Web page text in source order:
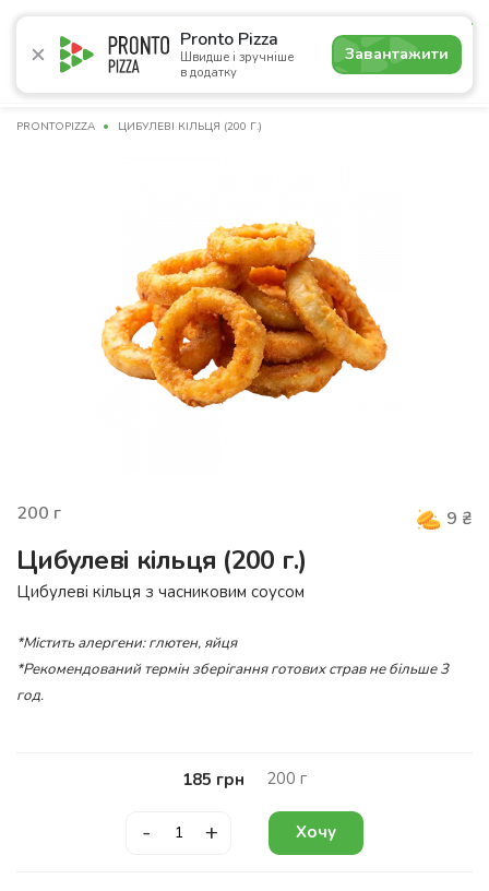
Pronto Pizza
Швидше і зручніше
в додатку
Завантажити
4.9
Акції Піца Суші Сети Бургери Комбо
PRONTOPIZZA ЦИБУЛЕВІ КІЛЬЦЯ (200 Г.)
200 г 9 ₴
Цибулеві кільця (200 г.)
Цибулеві кільця з часниковим соусом
*Містить алергени: глютен, яйця
*Рекомендований термін зберігання готових страв не більше 3
год.
185 грн 200 г
- + Хочу